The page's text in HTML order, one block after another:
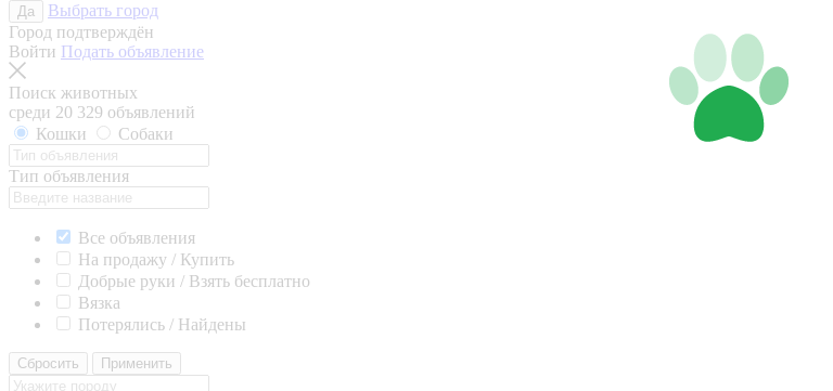
Да
Выбрать город
Город подтверждён
Войти Подать объявление
Поиск животных
среди 20 329 объявлений
Кошки
Собаки
Тип объявления
Все объявления
На продажу / Купить
Добрые руки / Взять бесплатно
Вязка
Потерялись / Найдены
Сбросить Применить